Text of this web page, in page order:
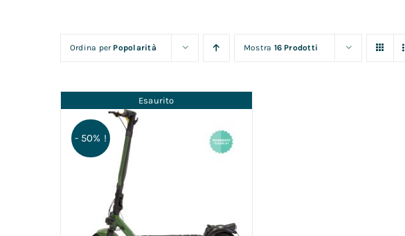
Ordina per Popolarità Mostra 16 Prodotti
Esaurito
- 50% !